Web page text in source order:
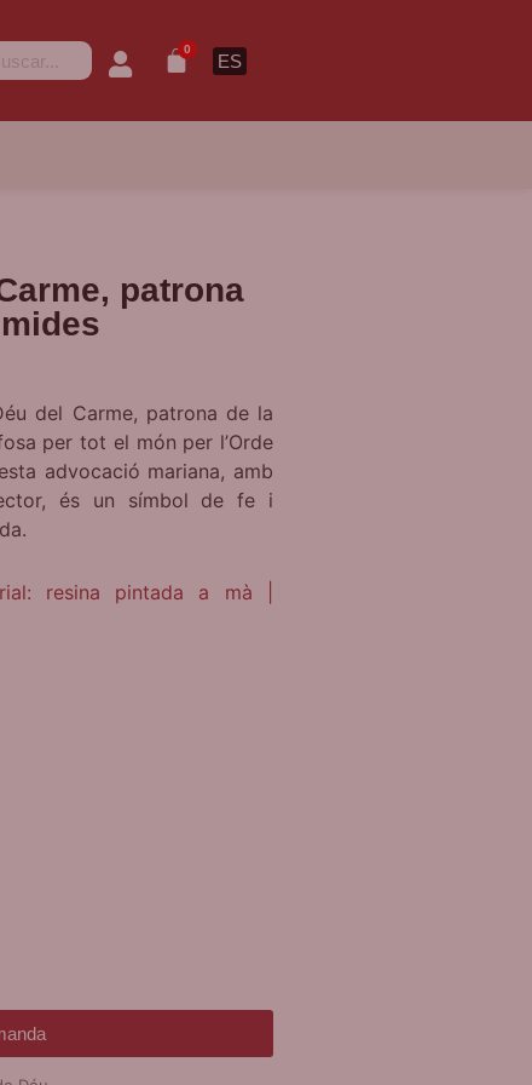
0
ES
patrona
del Carme, patrona de la
per tot el món per l’Orde
advocació mariana, amb
és un símbol de fe i
resina pintada a mà |